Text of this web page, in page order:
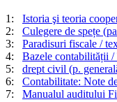
1:
Istoria şi teoria
2:
Culegere de spețe
3:
Paradisuri fiscale /
4:
Bazele contabilității /
5:
drept civil (p.
6:
Contabilitate: Note
7:
Manualul auditului